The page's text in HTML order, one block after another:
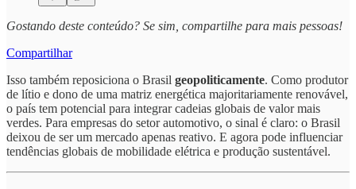
Gostando deste conteúdo? Se sim, compartilhe para mais pessoas!
Compartilhar
Isso também reposiciona o Brasil geopoliticamente. Como produtor
de lítio e dono de uma matriz energética majoritariamente renovável,
o país tem potencial para integrar cadeias globais de valor mais
verdes. Para empresas do setor automotivo, o sinal é claro: o Brasil
deixou de ser um mercado apenas reativo. E agora pode influenciar
tendências globais de mobilidade elétrica e produção sustentável.